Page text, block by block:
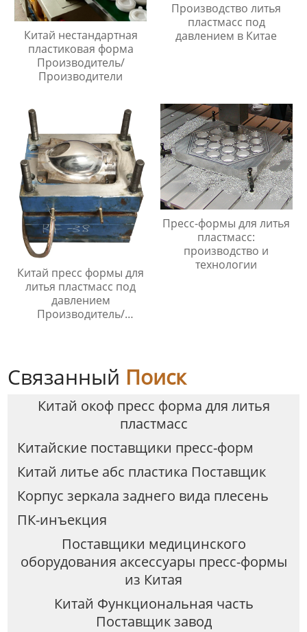
Китай нестандартная
пластиковая форма
Производитель/
Производители
Производство литья
пластмасс под
давлением в Китае
Китай пресс формы для
литья пластмасс под
давлением
Производитель/
Пресс-формы для литья
пластмасс:
производство и
технологии
Связанный Поиск
Китай окоф пресс форма для литья
пластмасс
Китайские поставщики пресс-форм
Китай литье абс пластика Поставщик
Корпус зеркала заднего вида плесень
ПК-инъекция
Поставщики медицинского
оборудования аксессуары пресс-формы
из Китая
Китай Функциональная часть
Поставщик завод